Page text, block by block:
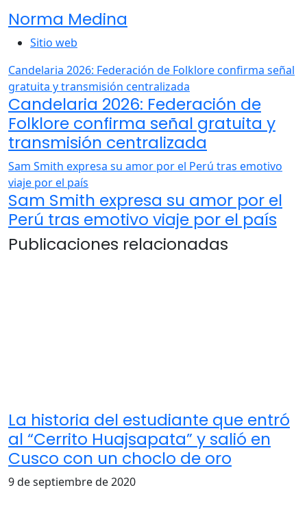
Norma Medina
Sitio web
Candelaria 2026: Federación de Folklore confirma señal
gratuita y transmisión centralizada
Candelaria 2026: Federación de
Folklore confirma señal gratuita y
transmisión centralizada
Sam Smith expresa su amor por el Perú tras emotivo
viaje por el país
Sam Smith expresa su amor por el
Perú tras emotivo viaje por el país
Publicaciones relacionadas
La historia del estudiante que entró
al “Cerrito Huajsapata” y salió en
Cusco con un choclo de oro
9 de septiembre de 2020